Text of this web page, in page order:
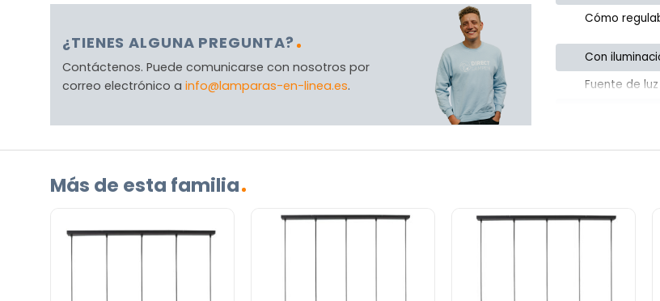
¿TIENES ALGUNA PREGUNTA?
Contáctenos. Puede comunicarse con nosotros por
correo electrónico a info@lamparas-en-linea.es.
Cómo
Con
Fuente de
Más de esta familia